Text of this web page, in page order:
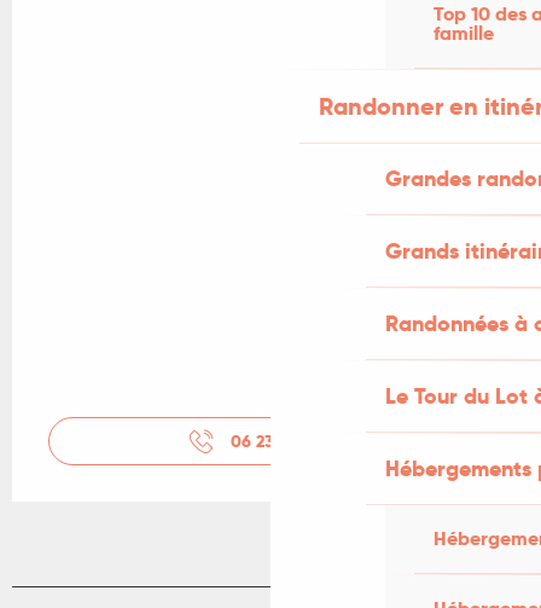
Top 10 des
famille
Randonner en
Grandes
Grands
Randonnées
Le Tour du Lot
06 23 80 27